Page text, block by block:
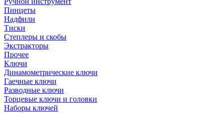
Пинцеты
Надфили
Тиски
Степлеры и скобы
Экстракторы
Прочее
Ключи
Динамометрические ключи
Гаечные ключи
Разводные ключи
Торцевые ключи и головки
Наборы ключей